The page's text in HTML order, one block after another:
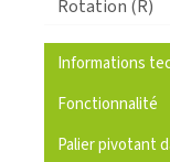
Rotation (R)
Informations
Fonctionnalité
Palier pivotant